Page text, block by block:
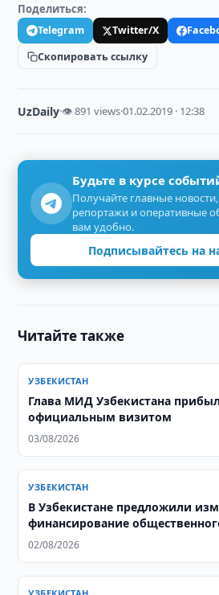
Поделиться:
Telegram Twitter/X
Скопировать ссылку
UzDaily·👁 891 views·01.02.2019 · 12:38
Будьте в курсе
Получайте главные
репортажи и оперативные
вам удобно.
Подписывайтесь на
Читайте также
УЗБЕКИСТАН
Глава МИД Узбекистана
официальным визитом
03/08/2026
УЗБЕКИСТАН
В Узбекистане предложили
финансирование
02/08/2026